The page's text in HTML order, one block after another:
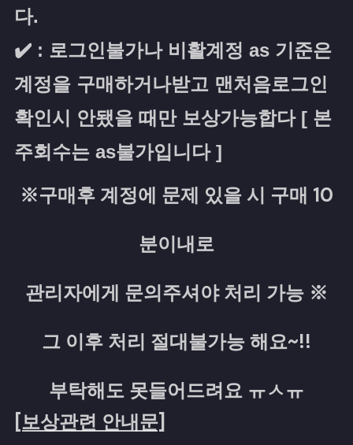
다.
✔️ : 로그인불가나 비활계정 as 기준은
계정을 구매하거나받고 맨처음로그인
확인시 안됐을 때만 보상가능합다 [ 본
주회수는 as불가입니다 ]
※구매후 계정에 문제 있을 시 구매 10
분이내로
관리자에게 문의주셔야 처리 가능 ※
그 이후 처리 절대불가능 해요~!!
부탁해도 못들어드려요 ㅠㅅㅠ
[보상관련 안내문]